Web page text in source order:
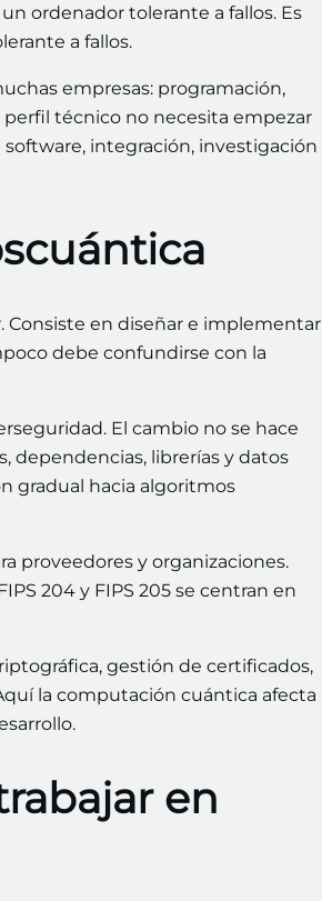
ordenador tolerante a fallos. Es
a fallos.
empresas: programación,
técnico no necesita empezar
integración, investigación
Consiste en diseñar e implementar
debe confundirse con la
El cambio no se hace
dependencias, librerías y datos
gradual hacia algoritmos
proveedores y organizaciones.
204 y FIPS 205 se centran en
gestión de certificados,
la computación cuántica afecta
en